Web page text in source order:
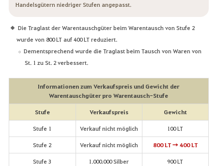
Handelsgütern niedriger Stufen angepasst.
Die Traglast der Warentauschgüter beim Warentausch von Stufe 2
wurde von 800 LT auf 400 LT reduziert.
Dementsprechend wurde die Traglast beim Tausch von Waren von
St. 1 zu St. 2 verbessert.
Informationen zum Verkaufspreis und Gewicht der
Warentauschgüter pro Warentausch-Stufe
Stufe Verkaufspreis Gewicht
Stufe 1 Verkauf nicht möglich 100 LT
Stufe 2 Verkauf nicht möglich 800 LT → 400 LT
Stufe 3 1.000.000 Silber 900 LT